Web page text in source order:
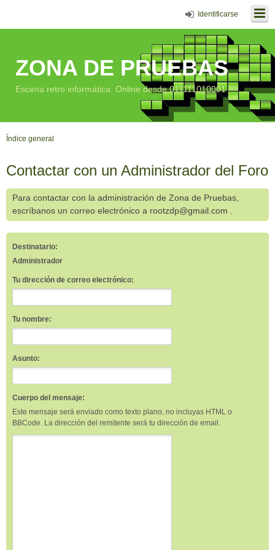
Identificarse
ZONA DE PRUEBAS
Escena retro informática. Online desde 011111010001
Índice general
Contactar con un Administrador del Foro
Para contactar con la administración de Zona de Pruebas,
escríbanos un correo electrónico a rootzdp@gmail.com .
Destinatario:
Administrador
Tu dirección de correo electrónico:
Tu nombre:
Asunto:
Cuerpo del mensaje:
Este mensaje será enviado como texto plano, no incluyas HTML o
BBCode. La dirección del remitente será tu dirección de email.